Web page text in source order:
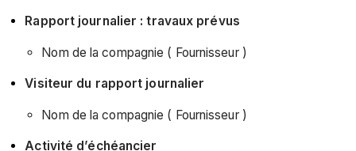
Rapport journalier : travaux prévus
Nom de la compagnie ( Fournisseur )
Visiteur du rapport journalier
Nom de la compagnie ( Fournisseur )
Activité d’échéancier